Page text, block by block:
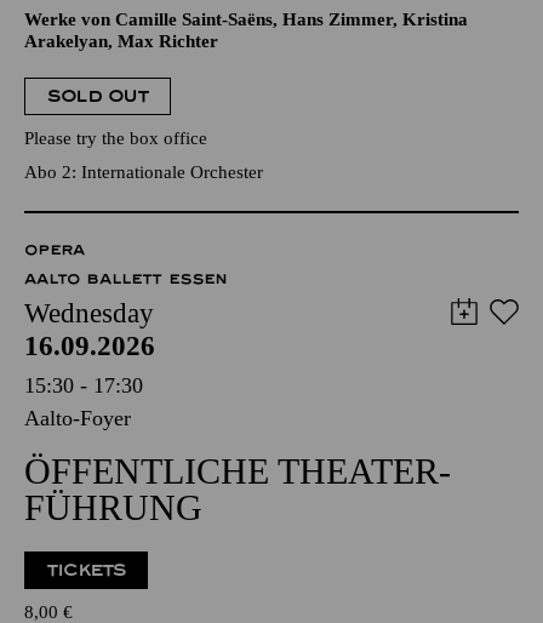
Werke von Camille Saint-Saëns, Hans Zimmer, Kristina
Arakelyan, Max Richter
SOLD OUT
Please try the box office
Abo 2: Internationale Orchester
OPERA
AALTO BALLETT ESSEN
Wednesday
16.09.2026
15:30 - 17:30
Aalto-Foyer
ÖFFENTLICHE THEATER­
FÜHRUNG
TICKETS
8,00 €